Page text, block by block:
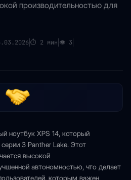
производительностью для
⏱ 2 мин 👁 3
ноутбук XPS 14, который
3 Panther Lake. Этот
высокой
автономностью, что делает
которым важен